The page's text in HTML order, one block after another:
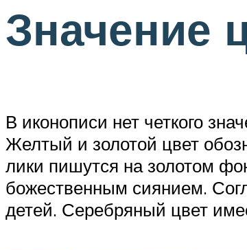
Значение
В иконописи нет четкого
Желтый и золотой цвет
лики пишутся на золотом
божественным сиянием.
детей. Серебряный цвет